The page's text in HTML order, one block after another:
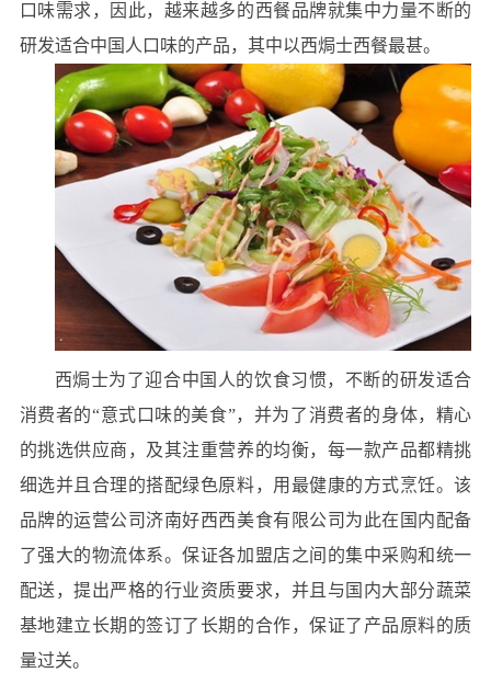
口味需求，因此，越来越多的西餐品牌就集中力量不断的
研发适合中国人口味的产品，其中以西焗士西餐最甚。
西焗士为了迎合中国人的饮食习惯，不断的研发适合
消费者的“意式口味的美食”，并为了消费者的身体，精心
的挑选供应商，及其注重营养的均衡，每一款产品都精挑
细选并且合理的搭配绿色原料，用最健康的方式烹饪。该
品牌的运营公司济南好西西美食有限公司为此在国内配备
了强大的物流体系。保证各加盟店之间的集中采购和统一
配送，提出严格的行业资质要求，并且与国内大部分蔬菜
基地建立长期的签订了长期的合作，保证了产品原料的质
量过关。